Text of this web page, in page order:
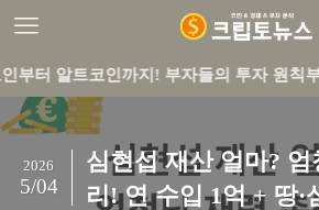
인까지! 부자들의 투자 원칙부터 시크릿
심현섭 재산 얼마?
리! 연 수입 1억 + 땅·
2026
5/04